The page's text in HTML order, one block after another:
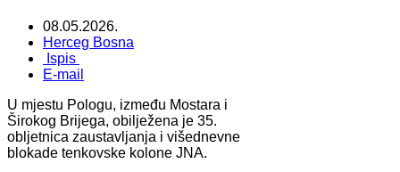
08.05.2026.
Herceg Bosna
Ispis
E-mail
U mjestu Pologu, između Mostara i
Širokog Brijega, obilježena je 35.
obljetnica zaustavljanja i višednevne
blokade tenkovske kolone JNA.